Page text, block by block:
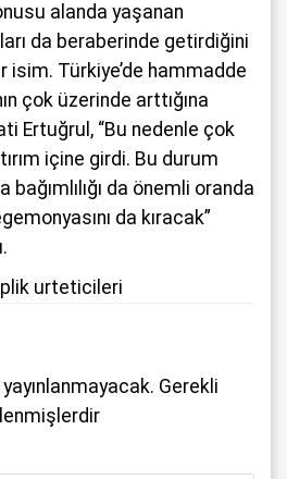
alanda yaşanan
da beraberinde getirdiğini
isim. Türkiye’de hammadde
çok üzerinde arttığına
Ertuğrul, “Bu nedenle çok
içine girdi. Bu durum
bağımlılığı da önemli oranda
da kıracak”
urteticileri
Gerekli